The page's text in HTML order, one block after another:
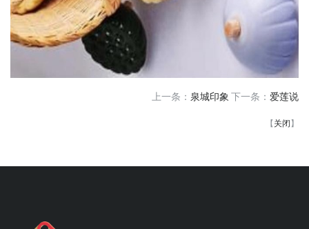
上一条： 泉城印象 下一条： 爱莲说
【 关闭 】